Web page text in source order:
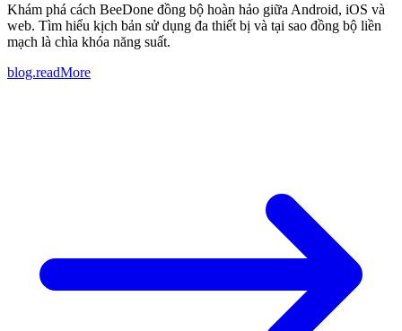
Khám phá cách BeeDone đồng bộ hoàn hảo giữa Android, iOS và
web. Tìm hiểu kịch bản sử dụng đa thiết bị và tại sao đồng bộ liền
mạch là chìa khóa năng suất.
blog.readMore